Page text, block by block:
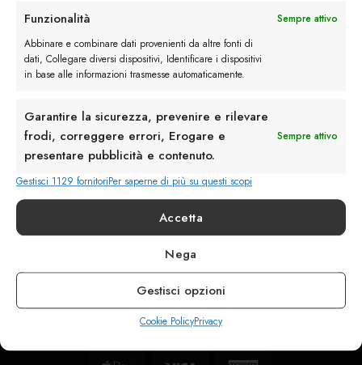
Funzionalità
Sempre attivo
Abbinare e combinare dati provenienti da altre fonti di
dati, Collegare diversi dispositivi, Identificare i dispositivi
in base alle informazioni trasmesse automaticamente.
Garantire la sicurezza, prevenire e rilevare
frodi, correggere errori, Erogare e
presentare pubblicità e contenuto.
Sempre attivo
Gestisci 1129 fornitoriPer saperne di più su questi scopi
Accetta
Nega
Gestisci opzioni
Cookie PolicyPrivacy
info@calzaturebelfiore.com
+39 02 468042
MI 20145 • Milano
Via Belfiore 9
Termini e Condizioni
Spedizioni
Privacy